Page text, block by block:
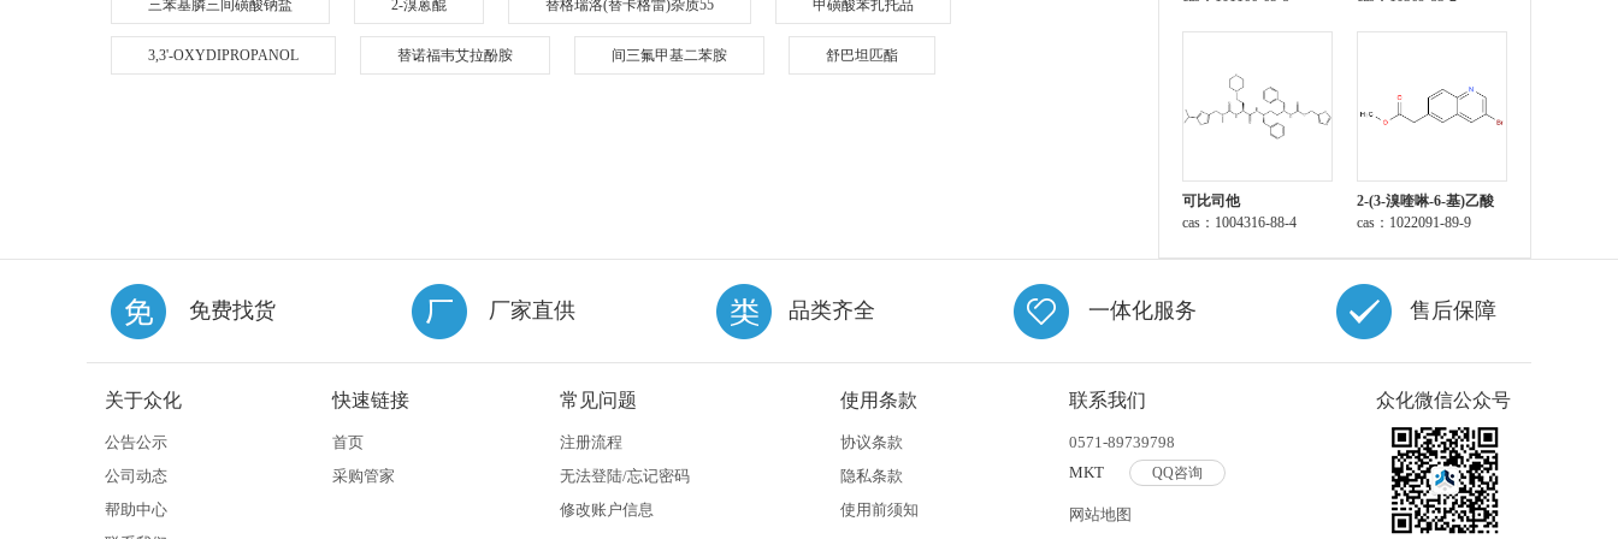
三苯基膦三间磺酸钠盐 2-溴蒽醌 替格瑞洛(替卡格雷)杂质55 甲磺酸苯扎托品
3,3'-OXYDIPROPANOL 替诺福韦艾拉酚胺 间三氟甲基二苯胺 舒巴坦匹酯
可比司他
cas：1004316-88-4
2-(3-溴喹啉-6-基)乙酸
甲酯
cas：1022091-89-9
免费找货 厂家直供 品类齐全 一体化服务 售后保障
关于众化
公告公示
公司动态
帮助中心
快速链接
首页
采购管家
常见问题
注册流程
无法登陆/忘记密码
修改账户信息
使用条款
协议条款
隐私条款
使用前须知
联系我们
0571-89739798
MKT
QQ咨询
网站地图
众化微信公众号